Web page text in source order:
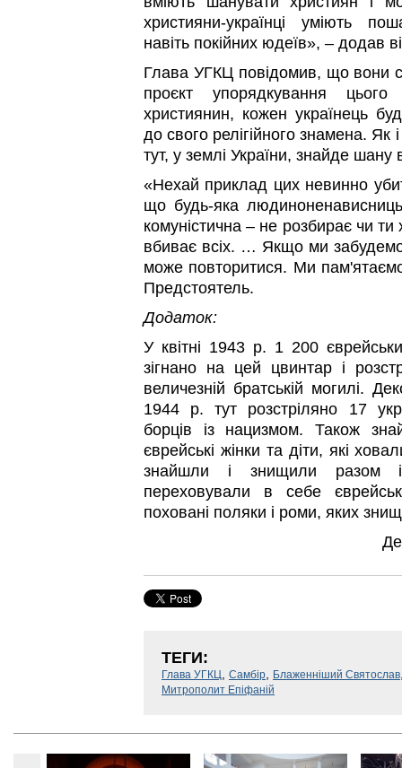
християни-українці уміють
навіть покійних юдеїв», – додав
Глава УГКЦ повідомив, що вони
проєкт упорядкування
християнин, кожен українець
до свого релігійного знамена.
тут, у землі України, знайде шану
«Нехай приклад цих невинно
що будь-яка
комуністична – не розбирає чи
вбиває всіх. … Якщо ми
може повторитися. Ми
Предстоятель.
Додаток:
У квітні 1943 р. 1 200
зігнано на цей цвинтар і
величезній братській могилі.
1944 р. тут розстріляно 17
борців із нацизмом. Також
єврейські жінки та діти, які
знайшли і знищили разом
переховували в себе
поховані поляки і роми, яких
ТЕГИ:
Глава УГКЦ Самбір Блаженніший Святослав
Митрополит Епіфаній